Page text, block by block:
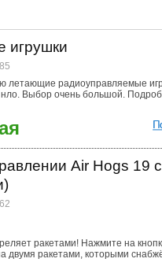
игрушки
летающие радиоуправляемые
Выбор очень большой.
Air Hogs 19
ракетами! Нажмите на
двумя ракетами, которыми